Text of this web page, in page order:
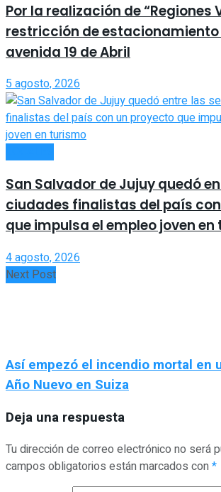
Por la realización de “Regiones
restricción de estacionamiento
avenida 19 de Abril
5 agosto, 2026
San Salvador de Jujuy quedó
ciudades finalistas del país
que impulsa el empleo joven
4 agosto, 2026
Next Post
Así empezó el incendio mortal en
Año Nuevo en Suiza
Deja una respuesta
Tu dirección de correo electrónico no será
campos obligatorios están marcados con*